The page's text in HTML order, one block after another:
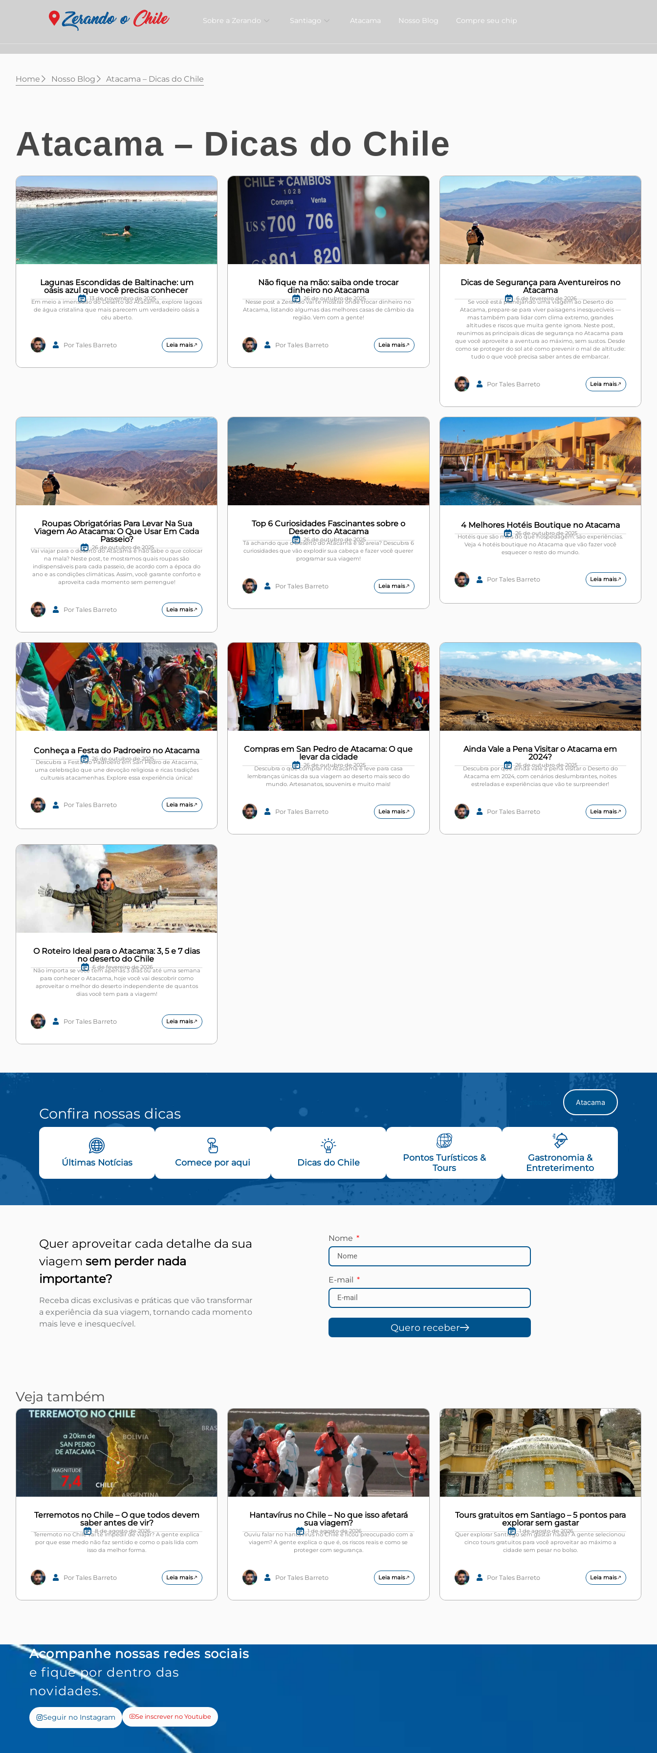
Sobre a Zerando Santiago Atacama Nosso Blog Compre seu chip
Home Nosso Blog Atacama – Dicas do Chile
Atacama – Dicas do Chile
Lagunas Escondidas de Baltinache: um
oásis azul que você precisa conhecer
13 de novembro de 2025
Em meio a imensidão do Deserto do Atacama, explore lagoas
de água cristalina que mais parecem um verdadeiro oásis a
céu aberto.
Por Tales Barreto Leia mais
Não fique na mão: saiba onde trocar
dinheiro no Atacama
26 de outubro de 2025
Nesse post a Zerando vai te mostrar onde trocar dinheiro no
Atacama, listando algumas das melhores casas de câmbio da
região. Vem com a gente!
Por Tales Barreto Leia mais
Dicas de Segurança para Aventureiros no
Atacama
6 de fevereiro de 2026
Se você está planejando uma viagem ao Deserto do
Atacama, prepare-se para viver paisagens inesquecíveis —
mas também para lidar com clima extremo, grandes
altitudes e riscos que muita gente ignora. Neste post,
reunimos as principais dicas de segurança no Atacama para
que você aproveite a aventura ao máximo, sem sustos. Desde
como se proteger do sol até como prevenir o mal de altitude:
tudo o que você precisa saber antes de embarcar.
Por Tales Barreto Leia mais
Roupas Obrigatórias Para Levar Na Sua
Viagem Ao Atacama: O Que Usar Em Cada
Passeio?
26 de outubro de 2025
Vai viajar para o deserto do Atacama e não sabe o que colocar
na mala? Neste post, te mostramos quais roupas são
indispensáveis para cada passeio, de acordo com a época do
ano e as condições climáticas. Assim, você garante conforto e
aproveita cada momento sem perrengue!
Por Tales Barreto Leia mais
Top 6 Curiosidades Fascinantes sobre o
Deserto do Atacama
26 de outubro de 2025
Tá achando que o Deserto do Atacama é só areia? Descubra 6
curiosidades que vão explodir sua cabeça e fazer você querer
programar sua viagem!
Por Tales Barreto Leia mais
4 Melhores Hotéis Boutique no Atacama
26 de outubro de 2025
Hotéis que são mais do que hospedagem: são experiências.
Veja 4 hotéis boutique no Atacama que vão fazer você
esquecer o resto do mundo.
Por Tales Barreto Leia mais
Conheça a Festa do Padroeiro no Atacama
26 de outubro de 2025
Descubra a Festa do Padroeiro em San Pedro de Atacama,
uma celebração que une devoção religiosa e ricas tradições
culturais atacamenhas. Explore essa experiência única!
Por Tales Barreto Leia mais
Compras em San Pedro de Atacama: O que
levar da cidade
26 de outubro de 2025
Descubra o que comprar no Atacama e leve para casa
lembranças únicas da sua viagem ao deserto mais seco do
mundo. Artesanatos, souvenirs e muito mais!
Por Tales Barreto Leia mais
Ainda Vale a Pena Visitar o Atacama em
2024?
26 de outubro de 2025
Descubra por que ainda vale a pena visitar o Deserto do
Atacama em 2024, com cenários deslumbrantes, noites
estreladas e experiências que vão te surpreender!
Por Tales Barreto Leia mais
O Roteiro Ideal para o Atacama: 3, 5 e 7 dias
no deserto do Chile
6 de fevereiro de 2026
Não importa se você tem apenas 3 dias ou até uma semana
para conhecer o Atacama, hoje você vai descobrir como
aproveitar o melhor do deserto independente de quantos
dias você tem para a viagem!
Por Tales Barreto Leia mais
Confira nossas dicas
Atacama
Últimas Notícias Comece por aqui Dicas do Chile
Pontos Turísticos &
Tours
Gastronomia &
Entreterimento
Quer aproveitar cada detalhe da sua
viagem sem perder nada
importante?
Receba dicas exclusivas e práticas que vão transformar
a experiência da sua viagem, tornando cada momento
mais leve e inesquecível.
Nome
E-mail
Quero receber
Veja também
Terremotos no Chile – O que todos devem
saber antes de vir?
8 de agosto de 2026
Terremoto no Chile vai te impedir de viajar? A gente explica
por que esse medo não faz sentido e como o país lida com
isso da melhor forma.
Por Tales Barreto Leia mais
Hantavírus no Chile – No que isso afetará
sua viagem?
1 de agosto de 2026
Ouviu falar no hantavírus no Chile e ficou preocupado com a
viagem? A gente explica o que é, os riscos reais e como se
proteger com segurança.
Por Tales Barreto Leia mais
Tours gratuitos em Santiago – 5 pontos para
explorar sem gastar
1 de agosto de 2026
Quer explorar Santiago sem gastar nada? A gente selecionou
cinco tours gratuitos para você aproveitar ao máximo a
cidade sem pesar no bolso.
Por Tales Barreto Leia mais
Acompanhe nossas redes sociais
e fique por dentro das
novidades.
Seguir no Instagram Se inscrever no Youtube